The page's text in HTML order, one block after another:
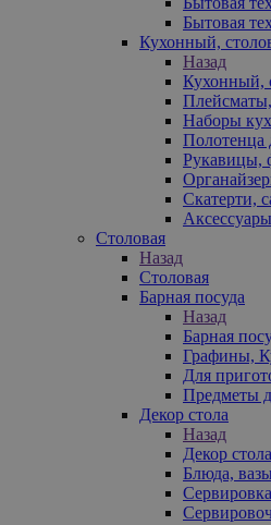
Бытовая
Кухонный,
Назад
Кухонный,
Плейсматы,
Наборы
Полотенца
Рукавицы,
Скатерти,
Столовая
Назад
Столовая
Барная посуда
Назад
Барная
Графины,
Для
Предметы
Декор стола
Назад
Декор стола
Блюда,
Сервировка